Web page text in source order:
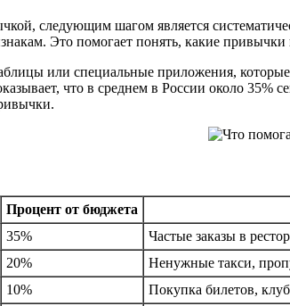
следующим шагом является
Это помогает понять, какие
или специальные приложения,
что в среднем в России около
Процент от бюджета
35%
Частые заказы в
20%
Ненужные такси,
10%
Покупка билетов,